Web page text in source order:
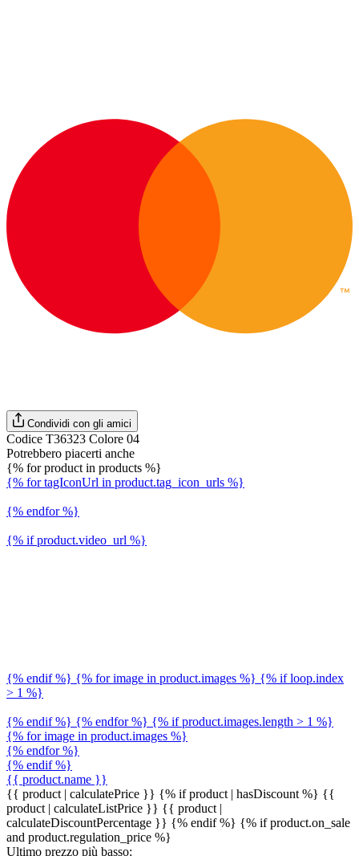
Condividi con gli amici
Codice T36323 Colore 04
Potrebbero piacerti anche
{% for product in products %}
{% for tagIconUrl in product.tag_icon_urls %}
{% endfor %}
{% if product.video_url %}
{% endif %} {% for image in product.images %} {% if loop.index
> 1 %}
{% endif %} {% endfor %} {% if product.images.length > 1 %}
{% for image in product.images %}
{% endfor %}
{% endif %}
{{ product.name }}
{{ product | calculatePrice }} {% if product | hasDiscount %} {{
product | calculateListPrice }} {{ product |
calculateDiscountPercentage }} {% endif %} {% if product.on_sale
and product.regulation_price %}
Ultimo prezzo più basso: